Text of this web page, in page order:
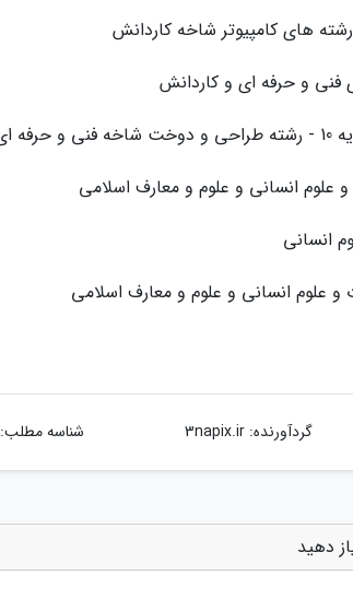
گردآورنده:3napix.ir شناسه مطلب: 1090